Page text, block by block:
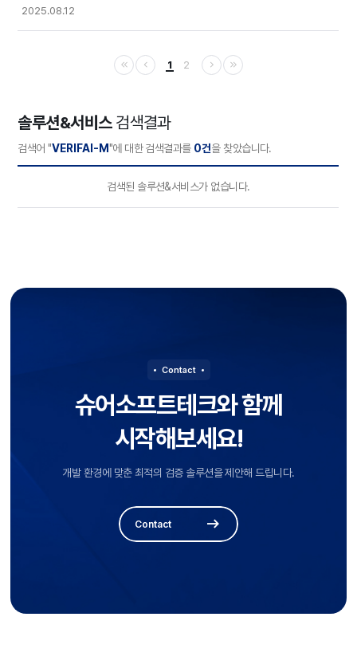
2025.08.12
1 2
솔루션&서비스 검색결과
검색어 "VERIFAI-M"에 대한 검색결과를 0건을 찾았습니다.
검색결과
검색된 솔루션&서비스가 없습니다.
Contact
슈어소프트테크와 함께
시작해보세요!
개발 환경에 맞춘 최적의 검증 솔루션을 제안해 드립니다.
Contact